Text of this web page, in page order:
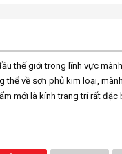
thế giới trong lĩnh vực
về sơn phủ kim loại,
mới là kính trang trí rất đặc